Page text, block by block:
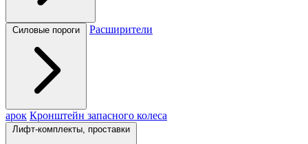
Силовые пороги Расширители
арок Кронштейн запасного колеса
Лифт-комплекты, проставки